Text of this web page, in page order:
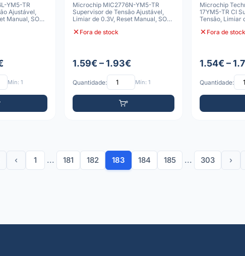
YM5-TR
Ajustável,
Manual, SOT-
Mín: 1
Microchip MIC2776N-YM5-TR
Supervisor de Tensão Ajustável,
Limiar de 0.3V, Reset Manual, SOT-
Fora de stock
1.59€ – 1.93€
Quantidade: Mín: 1
Microchip
17YM5-TR CI
Tensão, Limiar
Fora de stock
1.54€ –
Quantidade:
‹ 1 ... 181 182 183 184 185 ... 303 ›